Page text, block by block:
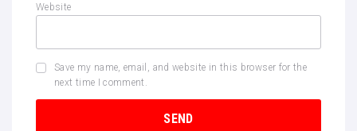
Website
Save my name, email, and website in this browser for the
next time I comment.